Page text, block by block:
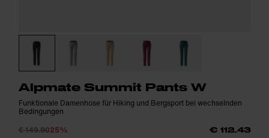
Alpmate Summit Pants W
Funktionale Damenhose für Hiking und Bergsport bei wechselnden
Bedingungen
€ 149.9025% € 112.43